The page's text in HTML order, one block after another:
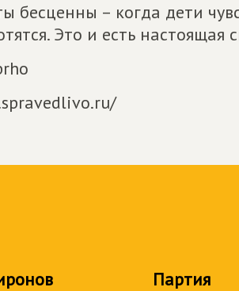
бесценны – когда дети
Это и есть настоящая
Партия